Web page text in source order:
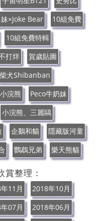
×Joke Bear
10組免費
10組免費特輯
打烊
賀歲貼圖
柴犬Shibanban
浣熊
Peco牛奶妹
小浣熊、三麗鷗
企鵝和貓
隱藏版河童
鸚鵡兄弟 樂天熊貓
整理：
11月
2018年10月
07月
2018年06月